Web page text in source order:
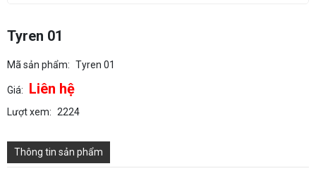
Tyren 01
Mã sản phẩm: Tyren 01
Giá: Liên hệ
Lượt xem: 2224
Thông tin sản phẩm